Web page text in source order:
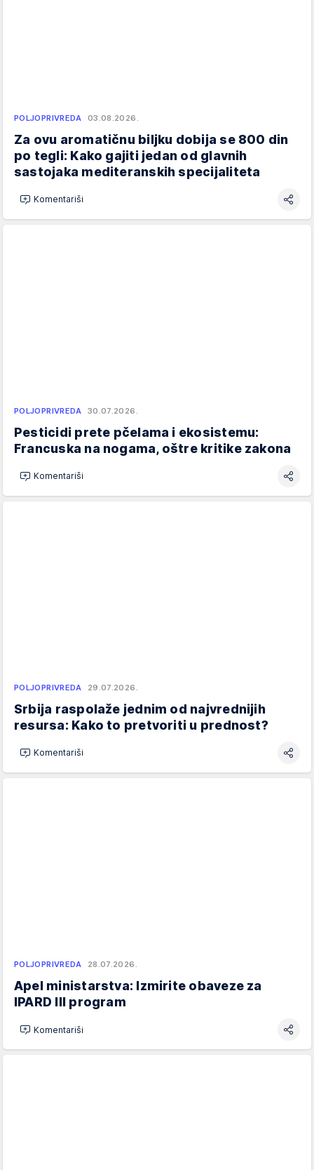
POLJOPRIVREDA 03.08.2026.
Za ovu aromatičnu biljku dobija se 800 din
po tegli: Kako gajiti jedan od glavnih
sastojaka mediteranskih specijaliteta
Komentariši
POLJOPRIVREDA 30.07.2026.
Pesticidi prete pčelama i ekosistemu:
Francuska na nogama, oštre kritike zakona
Komentariši
POLJOPRIVREDA 29.07.2026.
Srbija raspolaže jednim od najvrednijih
resursa: Kako to pretvoriti u prednost?
Komentariši
POLJOPRIVREDA 28.07.2026.
Apel ministarstva: Izmirite obaveze za
IPARD III program
Komentariši